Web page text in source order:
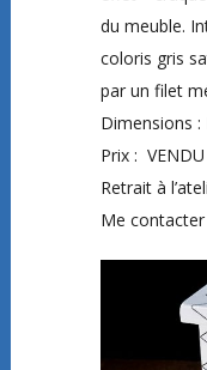
du meuble.
coloris gris
par un filet
Dimensions :
Prix : VENDU
Retrait à
Me